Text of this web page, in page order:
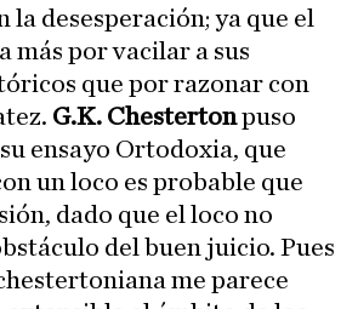
la desesperación; ya que el
más por vacilar a sus
que por razonar con
G.K. Chestertonpuso
ensayo Ortodoxia, que
un loco es probable que
dado que el loco no
del buen juicio. Pues
me parece